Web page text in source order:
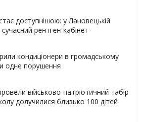
доступнішою: у Лановецькій
рентген-кабінет
кондиціонери в громадському
одне порушення
військово-патріотичний табір
долучилися близько 100 дітей